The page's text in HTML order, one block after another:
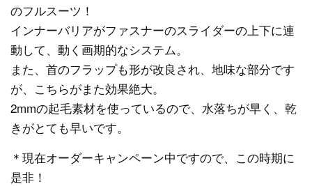
のフルスーツ！
インナーバリアがファスナーのスライダーの上下に連
動して、動く画期的なシステム。
また、首のフラップも形が改良され、地味な部分です
が、こちらがまた効果絶大。
2mmの起毛素材を使っているので、水落ちが早く、乾
きがとても早いです。
＊現在オーダーキャンペーン中ですので、この時期に
是非！